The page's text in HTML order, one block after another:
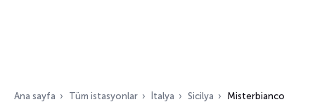
Ana sayfa Tüm istasyonlar İtalya Sicilya Misterbianco